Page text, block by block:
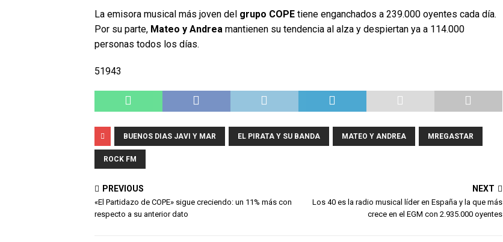
La emisora musical más joven del grupo COPE tiene enganchados a 239.000 oyentes cada día.
Por su parte, Mateo y Andrea mantienen su tendencia al alza y despiertan ya a 114.000
personas todos los días.
51943
BUENOS DIAS JAVI Y MAR EL PIRATA Y SU BANDA MATEO Y ANDREA MREGASTAR
ROCK FM
PREVIOUS
«El Partidazo de COPE» sigue creciendo: un 11% más con
respecto a su anterior dato
NEXT
Los 40 es la radio musical líder en España y la que más
crece en el EGM con 2.935.000 oyentes